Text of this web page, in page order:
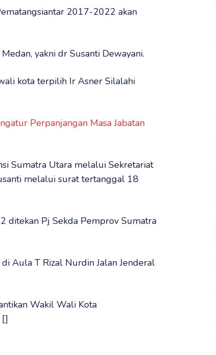
2017-2022 akan
yakni dr Susanti Dewayani.
kota terpilih Ir Asner Silalahi
Perpanjangan Masa Jabatan
Sumatra Utara melalui Sekretariat
melalui surat tertanggal 18
ditekan Pj Sekda Pemprov Sumatra
Aula T Rizal Nurdin Jalan Jenderal
Wakil Wali Kota
[]